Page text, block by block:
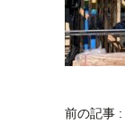
前の記事 :